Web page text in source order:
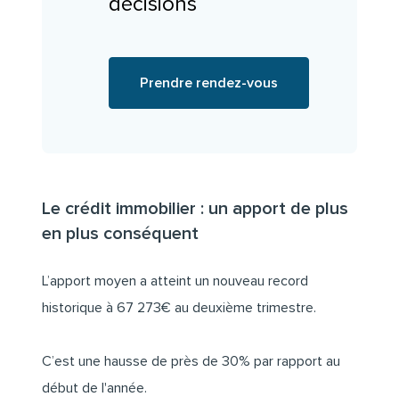
Prendre rendez-vous
Le crédit immobilier : un apport de plus
en plus conséquent
L’apport moyen a atteint un nouveau record
historique à 67 273€ au deuxième trimestre.
C’est une hausse de près de 30% par rapport au
début de l'année.